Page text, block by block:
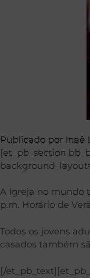
Publicado por Inaê
[et_pb_section
A Igreja no mundo
p.m. Horário de
Todos os jovens
casados também
[/